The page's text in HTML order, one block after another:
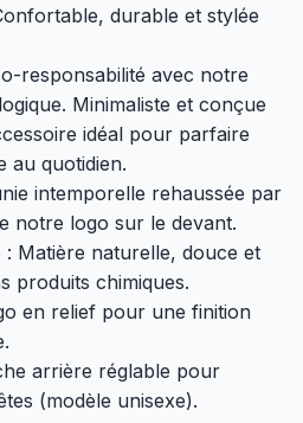
durable et stylée
responsabilité avec notre
Minimaliste et conçue
idéal pour parfaire
au quotidien.
intemporelle rehaussée par
notre logo sur le devant.
: Matière naturelle, douce et
produits chimiques.
en relief pour une finition
arrière réglable pour
(modèle unisexe).